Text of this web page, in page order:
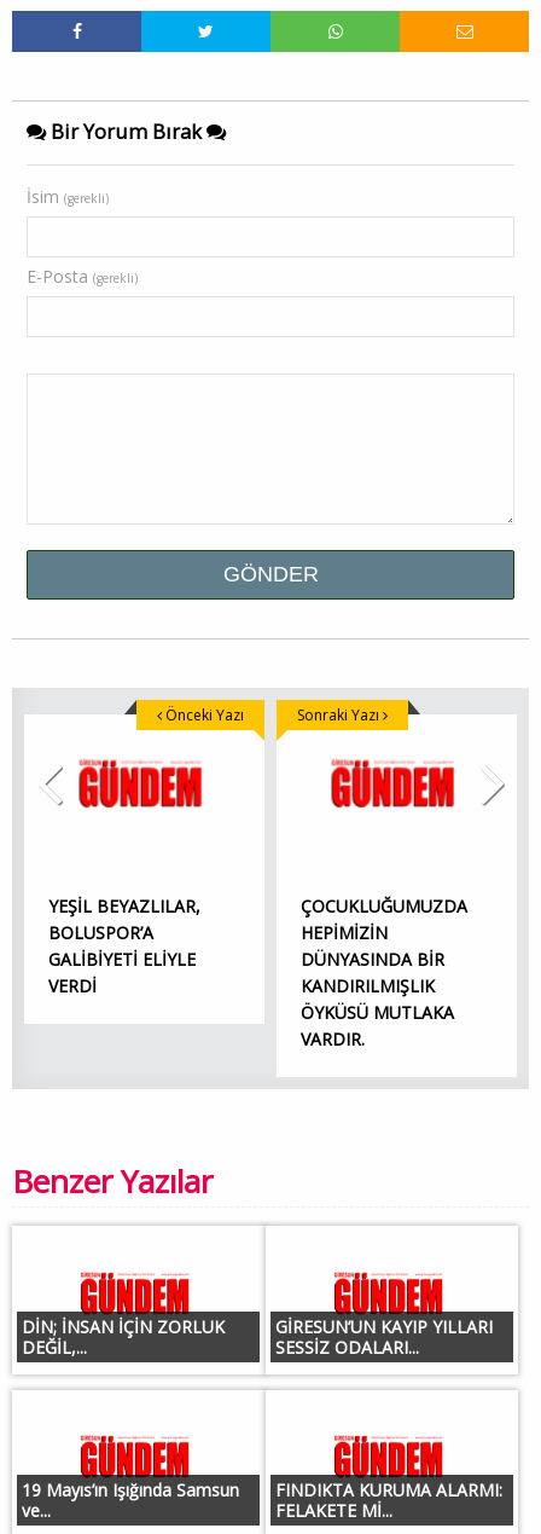
Bir Yorum Bırak
İsim (gerekli)
E-Posta (gerekli)
YEŞİL BEYAZLILAR,
BOLUSPOR’A
GALİBİYETİ ELİYLE
VERDİ
Önceki Yazı
ÇOCUKLUĞUMUZDA
HEPİMİZİN
DÜNYASINDA BİR
KANDIRILMIŞLIK
ÖYKÜSÜ MUTLAKA
VARDIR.
Sonraki Yazı
Benzer Yazılar
DİN; İNSAN İÇİN ZORLUK
DEĞİL,...
GİRESUN’UN KAYIP YILLARI
SESSİZ ODALARI...
19 Mayıs’ın Işığında Samsun
ve...
FINDIKTA KURUMA ALARMI:
FELAKETE Mİ...